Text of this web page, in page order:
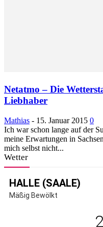
Netatmo – Die
Liebhaber
Mathias - 15. Januar 2015 0
Ich war schon lange auf der
meine Erwartungen in
mich selbst nicht...
Wetter
HALLE (SAALE)
Mäßig Bewölkt